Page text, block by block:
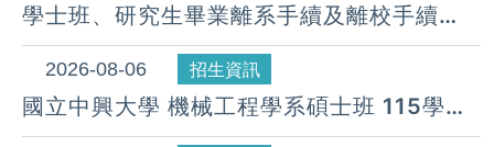
學士班、研究生畢業離系手續及離校手續
UNDERGRADUATE AND GRADUATE
STUDENT PROCEDURE FOR
GRADUATION & DEPARTURE
2026-08-06 招生資訊
國立中興大學 機械工程學系碩士班 115學年
度 第26梯次遞補公告( 08月 06日)